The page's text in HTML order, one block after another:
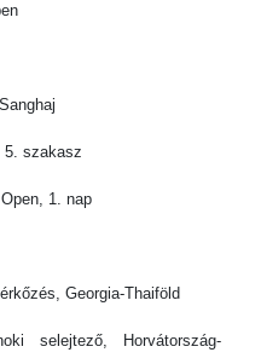
5. szakasz
1. nap
Georgia-Thaiföld
selejtező, Horvátország-